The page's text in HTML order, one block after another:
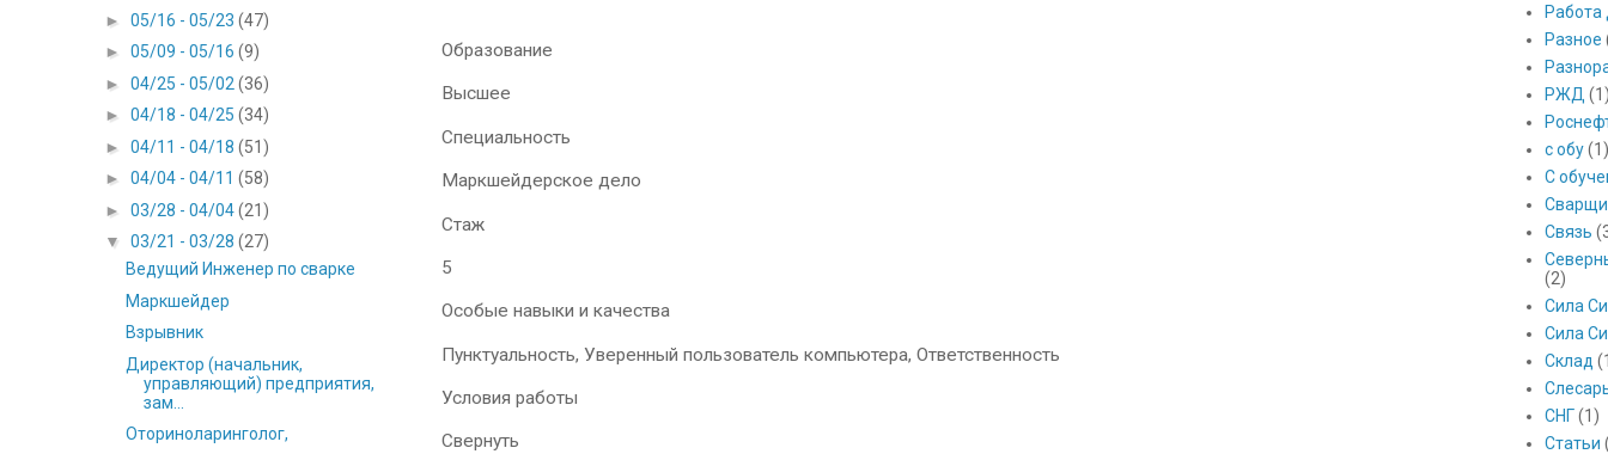
Образование
Высшее
Специальность
Маркшейдерское дело
Стаж
5
Особые навыки и качества
Пунктуальность, Уверенный пользователь компьютера, Ответственность
Условия работы
Свернуть
► 05/16 - 05/23 (47)
► 05/09 - 05/16 (9)
► 04/25 - 05/02 (36)
► 04/18 - 04/25 (34)
► 04/11 - 04/18 (51)
► 04/04 - 04/11 (58)
► 03/28 - 04/04(21)
▼ 03/21 - 03/28 (27)
Ведущий Инженер по сварке
Маркшейдер
Взрывник
Директор (начальник,
управляющий) предприятия,
зам...
Оториноларинголог,
Работа
Разное
РЖД
с обу (1)
С
Связь
(2)
Сила
Сила
Склад
СНГ (1)
Статьи